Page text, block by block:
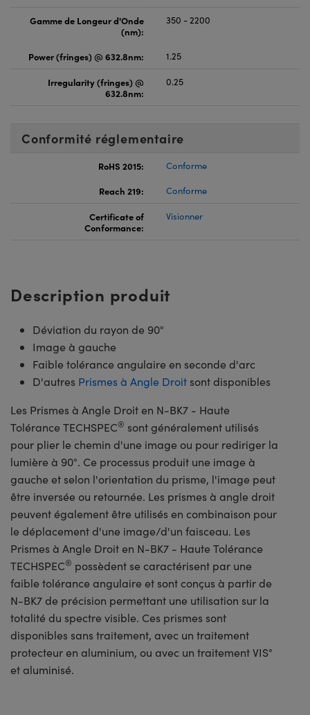
Gamme de Longeur d'Onde
(nm):
350 - 2200
Power (fringes) @ 632.8nm: 1.25
Irregularity (fringes) @
632.8nm:
0.25
Conformité réglementaire
RoHS 2015:
Conforme
Reach 219:
Conforme
Certificate of
Conformance:
Visionner
Description produit
Déviation du rayon de 90°
Image à gauche
Faible tolérance angulaire en seconde d'arc
D'autres Prismes à Angle Droit sont disponibles
Les Prismes à Angle Droit en N-BK7 - Haute
Tolérance TECHSPEC® sont généralement utilisés
pour plier le chemin d'une image ou pour rediriger la
lumière à 90°. Ce processus produit une image à
gauche et selon l'orientation du prisme, l'image peut
être inversée ou retournée. Les prismes à angle droit
peuvent également être utilisés en combinaison pour
le déplacement d'une image/d'un faisceau. Les
Prismes à Angle Droit en N-BK7 - Haute Tolérance
TECHSPEC® possèdent se caractérisent par une
faible tolérance angulaire et sont conçus à partir de
N-BK7 de précision permettant une utilisation sur la
totalité du spectre visible. Ces prismes sont
disponibles sans traitement, avec un traitement
protecteur en aluminium, ou avec un traitement VIS°
et aluminisé.